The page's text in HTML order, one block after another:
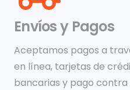
Envíos y Pagos
Aceptamos pagos a
en línea, tarjetas de
bancarias y pago